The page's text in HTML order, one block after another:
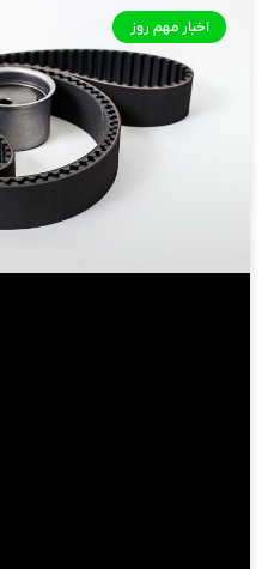
اخبار مهم روز